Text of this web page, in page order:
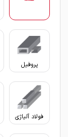
پروفیل
فولاد آلیاژی